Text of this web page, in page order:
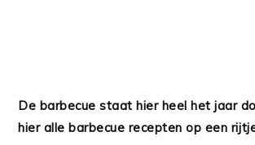
De barbecue staat hier heel het jaar
hier alle barbecue recepten op een